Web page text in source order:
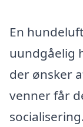
En
uundgåelig
der ønsker
venner får